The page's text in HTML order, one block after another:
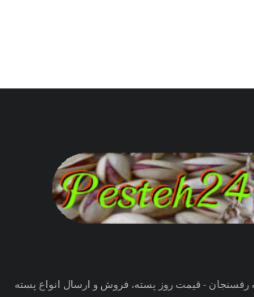
- قیمت روز پسته، فروش و ارسال انواع پسته